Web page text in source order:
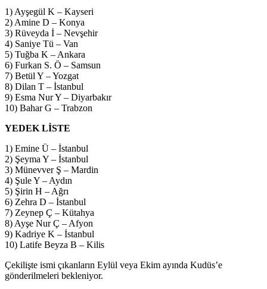
1) Ayşegül K – Kayseri
2) Amine D – Konya
3) Rüveyda İ – Nevşehir
4) Saniye Tü – Van
5) Tuğba K – Ankara
6) Furkan S. Ö – Samsun
7) Betül Y – Yozgat
8) Dilan T – İstanbul
9) Esma Nur Y – Diyarbakır
10) Bahar G – Trabzon
YEDEK LİSTE
1) Emine Ü – İstanbul
2) Şeyma Y – İstanbul
3) Münevver Ş – Mardin
4) Şule Y – Aydın
5) Şirin H – Ağrı
6) Zehra D – İstanbul
7) Zeynep Ç – Kütahya
8) Ayşe Nur Ç – Afyon
9) Kadriye K – İstanbul
10) Latife Beyza B – Kilis
Çekilişte ismi çıkanların Eylül veya Ekim ayında Kudüs’e
gönderilmeleri bekleniyor.